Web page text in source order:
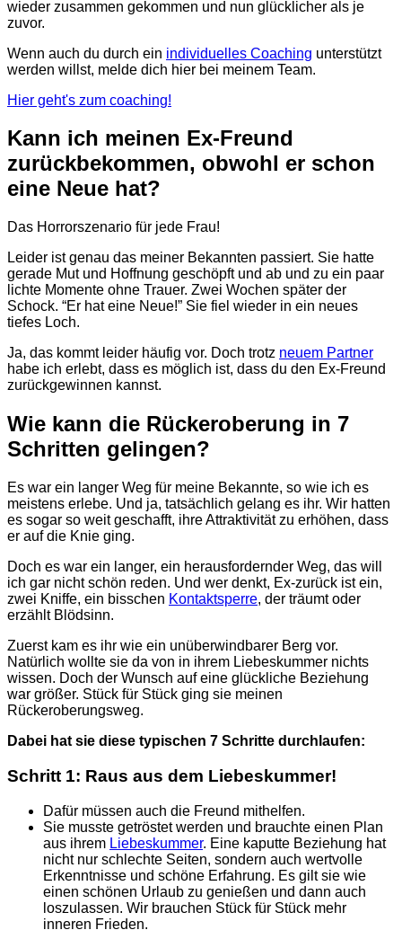
wieder zusammen gekommen und nun glücklicher als je
zuvor.
Wenn auch du durch ein individuelles Coaching unterstützt
werden willst, melde dich hier bei meinem Team.
Hier geht's zum coaching!
Kann ich meinen Ex-Freund
zurückbekommen, obwohl er schon
eine Neue hat?
Das Horrorszenario für jede Frau!
Leider ist genau das meiner Bekannten passiert. Sie hatte
gerade Mut und Hoffnung geschöpft und ab und zu ein paar
lichte Momente ohne Trauer. Zwei Wochen später der
Schock. “Er hat eine Neue!” Sie fiel wieder in ein neues
tiefes Loch.
Ja, das kommt leider häufig vor. Doch trotz neuem Partner
habe ich erlebt, dass es möglich ist, dass du den Ex-Freund
zurückgewinnen kannst.
Wie kann die Rückeroberung in 7
Schritten gelingen?
Es war ein langer Weg für meine Bekannte, so wie ich es
meistens erlebe. Und ja, tatsächlich gelang es ihr. Wir hatten
es sogar so weit geschafft, ihre Attraktivität zu erhöhen, dass
er auf die Knie ging.
Doch es war ein langer, ein herausfordernder Weg, das will
ich gar nicht schön reden. Und wer denkt, Ex-zurück ist ein,
zwei Kniffe, ein bisschen Kontaktsperre, der träumt oder
erzählt Blödsinn.
Zuerst kam es ihr wie ein unüberwindbarer Berg vor.
Natürlich wollte sie da von in ihrem Liebeskummer nichts
wissen. Doch der Wunsch auf eine glückliche Beziehung
war größer. Stück für Stück ging sie meinen
Rückeroberungsweg.
Dabei hat sie diese typischen 7 Schritte durchlaufen:
Schritt 1: Raus aus dem Liebeskummer!
Dafür müssen auch die Freund mithelfen.
Sie musste getröstet werden und brauchte einen Plan
aus ihrem Liebeskummer. Eine kaputte Beziehung hat
nicht nur schlechte Seiten, sondern auch wertvolle
Erkenntnisse und schöne Erfahrung. Es gilt sie wie
einen schönen Urlaub zu genießen und dann auch
loszulassen. Wir brauchen Stück für Stück mehr
inneren Frieden.